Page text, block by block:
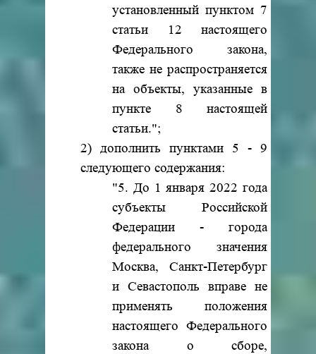
установленный пунктом 7
статьи 12 настоящего
Федерального закона,
также не распространяется
на объекты, указанные в
пункте 8 настоящей
статьи.";
2) дополнить пунктами 5 - 9
следующего содержания:
"5. До 1 января 2022 года
субъекты Российской
Федерации - города
федерального значения
Москва, Санкт-Петербург
и Севастополь вправе не
применять положения
настоящего Федерального
закона о сборе,